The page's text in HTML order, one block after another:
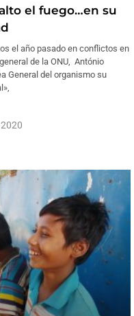
el fuego…en su
el año pasado en conflictos en
de la ONU, António
General del organismo su